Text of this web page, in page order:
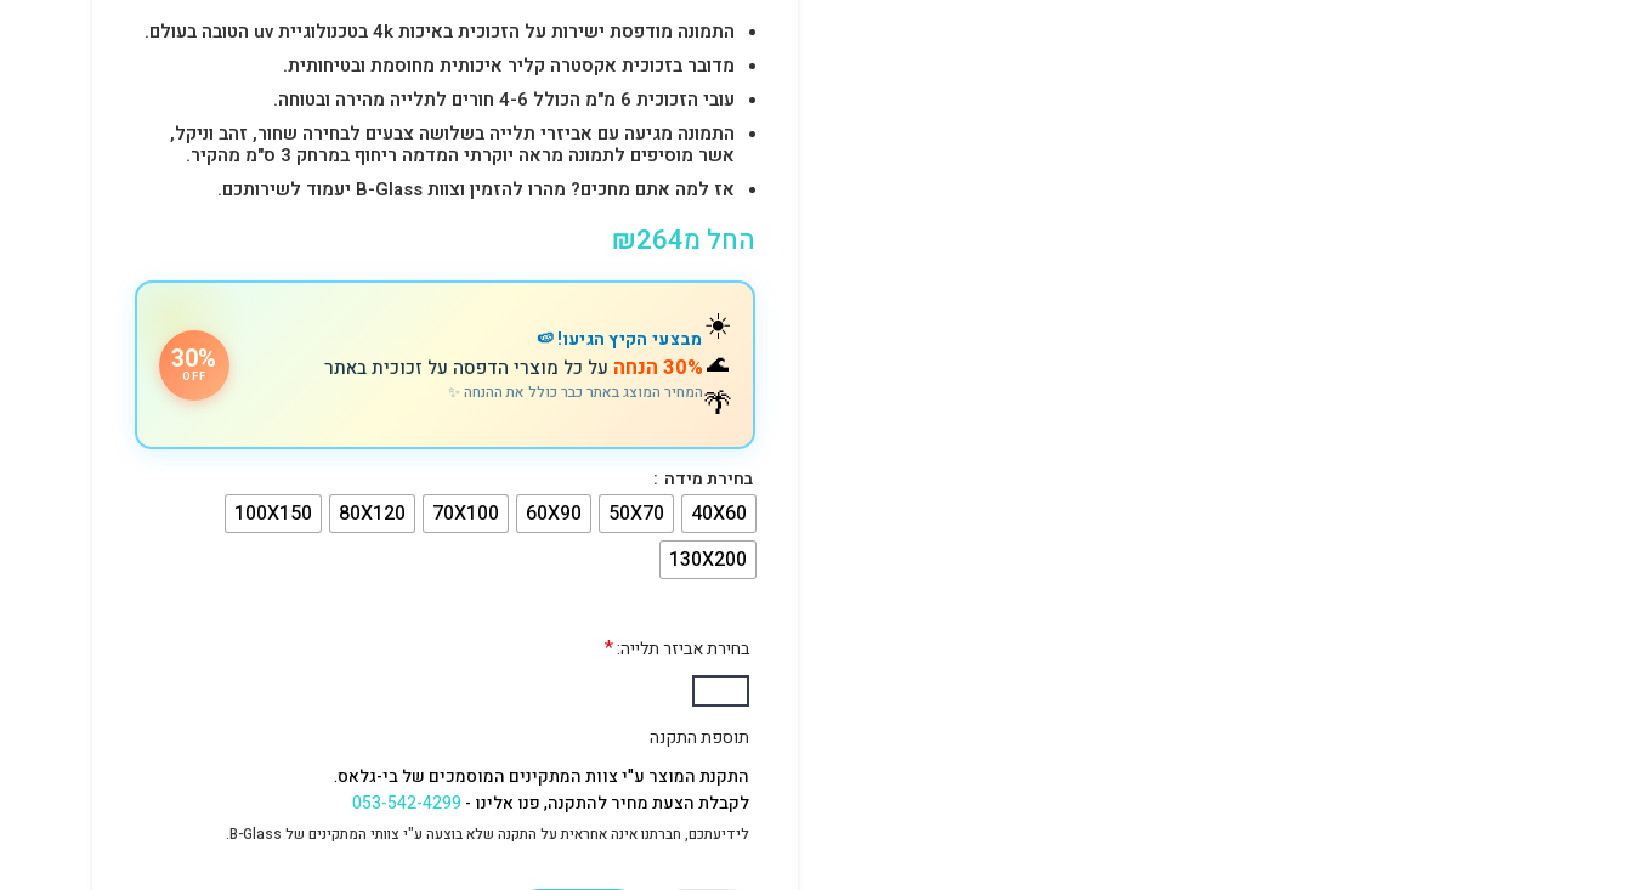
התמונה מודפסת ישירות על הזכוכית באיכות 4k בטכנולוגיית uv הטובה בעולם.
מדובר בזכוכית אקסטרה קליר איכותית מחוסמת ובטיחותית.
עובי הזכוכית 6 מ"מ הכולל 4-6 חורים לתלייה מהירה ובטוחה.
התמונה מגיעה עם אביזרי תלייה בשלושה צבעים לבחירה שחור, זהב וניקל,
אשר מוסיפים לתמונה מראה יוקרתי המדמה ריחוף במרחק 3 ס"מ מהקיר.
אז למה אתם מחכים? מהרו להזמין וצוות B-Glass יעמוד לשירותכם.
החל מ ₪264
☀️
🌊
🌴
מבצעי הקיץ הגיעו! 🍉
30% הנחה על כל מוצרי הדפסה על זכוכית באתר
המחיר המוצג באתר כבר כולל את ההנחה ✨
30%
OFF
בחירת מידה
40X60
50X70
60X90
70X100
80X120
100X150
130X200
בחירת אביזר תלייה:*
תוספת התקנה
התקנת המוצר ע"י צוות המתקינים המוסמכים של בי-גלאס.
לקבלת הצעת מחיר להתקנה, פנו אלינו -053-542-4299
לידיעתכם, חברתנו אינה אחראית על התקנה שלא בוצעה ע"י צוותי המתקינים של B-Glass.